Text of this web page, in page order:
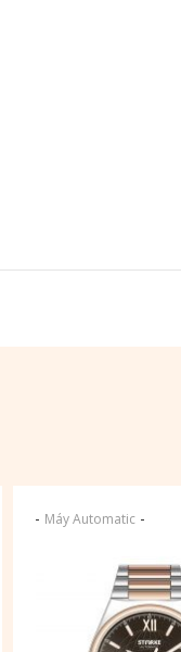
- Máy Automatic -